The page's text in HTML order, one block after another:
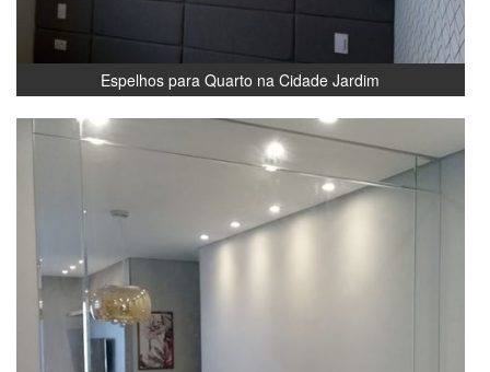
Espelhos para Quarto na Cidade Jardim